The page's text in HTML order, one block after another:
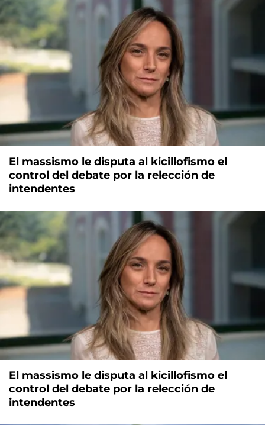
El massismo le disputa al kicillofismo el
control del debate por la relección de
intendentes
El massismo le disputa al kicillofismo el
control del debate por la relección de
intendentes